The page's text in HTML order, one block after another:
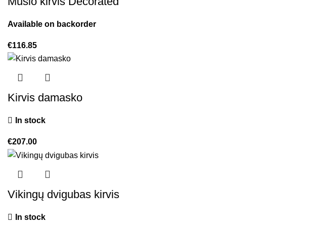
Available on backorder
€116.85
Kirvis damasko
In stock
€207.00
Vikingų dvigubas kirvis
In stock